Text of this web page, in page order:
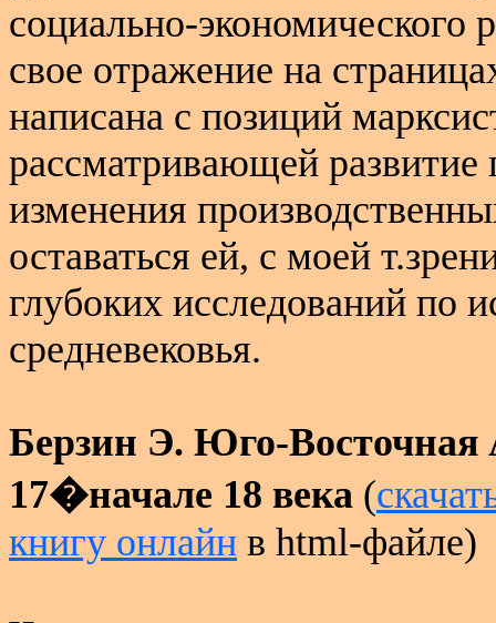
социально-
свое отражение на
написана с позиций
рассматривающей развитие
изменения
оставаться ей, с моей
глубоких исследований по
средневековья.
Берзин Э. Юго-Восточная
17�начале 18 века (
книгу онлайн в html-файле)